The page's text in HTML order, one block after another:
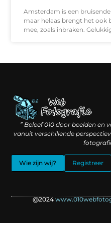
Amsterdam is een
maar helaas brengt het ook
mee, zoals inbraken.
” Beleef 010 door beelden en
vanuit verschillende
Wie zijn wij? Registreer
@2024